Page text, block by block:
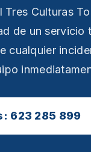
Tres Culturas
de un servicio
cualquier
623 285 899